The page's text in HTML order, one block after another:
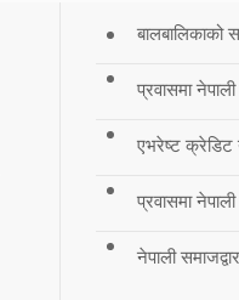
बालबालिकाको
प्रवासमा
एभरेष्ट क्रेडिट
प्रवासमा
नेपाली